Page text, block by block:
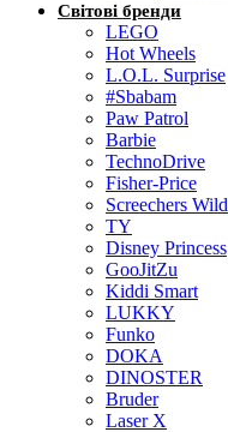
Світові бренди
LEGO
Hot Wheels
L.O.L. Surprise
#Sbabam
Paw Patrol
Barbie
TechnoDrive
Fisher-Price
Screechers Wild
TY
Disney Princess
GooJitZu
Kiddi Smart
LUKKY
Funko
DOKA
DINOSTER
Bruder
Laser X